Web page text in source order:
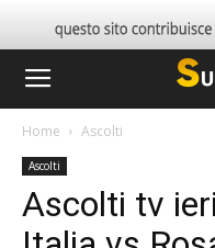
Home Ascolti
Ascolti
Ascolti tv